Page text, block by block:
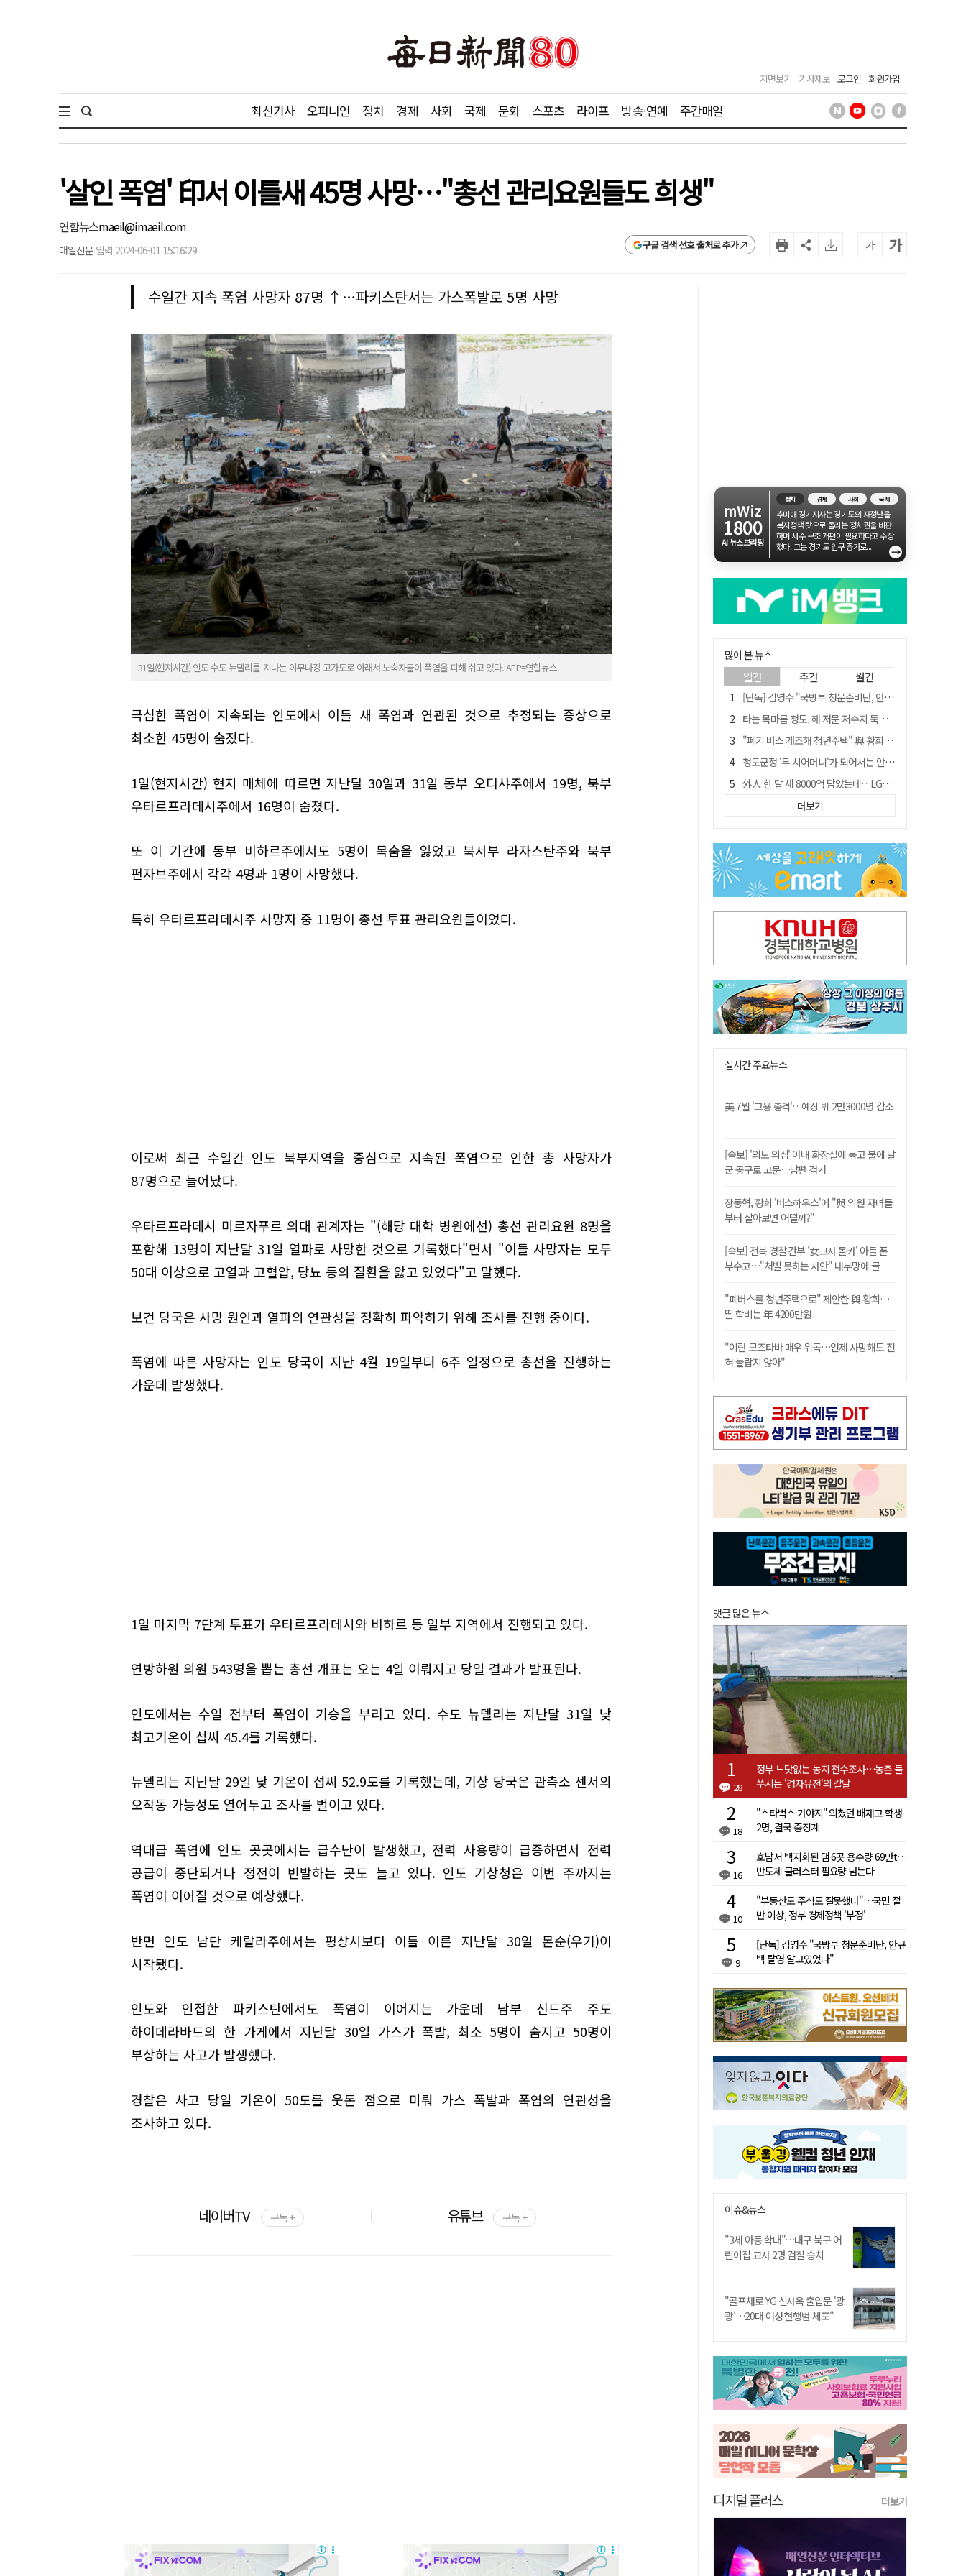
지면보기 기사제보 로그인 회원가입
최신기사 오피니언 정치 경제 사회 국제 문화 스포츠 라이프 방송·연예 주간매일
'살인 폭염' 印서 이틀새 45명 사망…"총선 관리요원들도 희생"
연합뉴스maeil@imaeil.com
매일신문 입력 2024-06-01 15:16:29 구글 검색 선호 출처로 추가 가 가
수일간 지속 폭염 사망자 87명 ↑…파키스탄서는 가스폭발로 5명 사망
31일(현지시간) 인도 수도 뉴델리를 지나는 야무나강 고가도로 아래서 노숙자들이 폭염을 피해 쉬고 있다. AFP=연합뉴스
극심한 폭염이 지속되는 인도에서 이틀 새 폭염과 연관된 것으로 추정되는 증상으로
최소한 45명이 숨졌다.
1일(현지시간) 현지 매체에 따르면 지난달 30일과 31일 동부 오디샤주에서 19명, 북부
우타르프라데시주에서 16명이 숨졌다.
또 이 기간에 동부 비하르주에서도 5명이 목숨을 잃었고 북서부 라자스탄주와 북부
펀자브주에서 각각 4명과 1명이 사망했다.
특히 우타르프라데시주 사망자 중 11명이 총선 투표 관리요원들이었다.
이로써 최근 수일간 인도 북부지역을 중심으로 지속된 폭염으로 인한 총 사망자가
87명으로 늘어났다.
우타르프라데시 미르자푸르 의대 관계자는 "(해당 대학 병원에선) 총선 관리요원 8명을
포함해 13명이 지난달 31일 열파로 사망한 것으로 기록했다"면서 "이들 사망자는 모두
50대 이상으로 고열과 고혈압, 당뇨 등의 질환을 앓고 있었다"고 말했다.
보건 당국은 사망 원인과 열파의 연관성을 정확히 파악하기 위해 조사를 진행 중이다.
폭염에 따른 사망자는 인도 당국이 지난 4월 19일부터 6주 일정으로 총선을 진행하는
가운데 발생했다.
1일 마지막 7단계 투표가 우타르프라데시와 비하르 등 일부 지역에서 진행되고 있다.
연방하원 의원 543명을 뽑는 총선 개표는 오는 4일 이뤄지고 당일 결과가 발표된다.
인도에서는 수일 전부터 폭염이 기승을 부리고 있다. 수도 뉴델리는 지난달 31일 낮
최고기온이 섭씨 45.4를 기록했다.
뉴델리는 지난달 29일 낮 기온이 섭씨 52.9도를 기록했는데, 기상 당국은 관측소 센서의
오작동 가능성도 열어두고 조사를 벌이고 있다.
역대급 폭염에 인도 곳곳에서는 급수난이 발생했고, 전력 사용량이 급증하면서 전력
공급이 중단되거나 정전이 빈발하는 곳도 늘고 있다. 인도 기상청은 이번 주까지는
폭염이 이어질 것으로 예상했다.
반면 인도 남단 케랄라주에서는 평상시보다 이틀 이른 지난달 30일 몬순(우기)이
시작됐다.
인도와 인접한 파키스탄에서도 폭염이 이어지는 가운데 남부 신드주 주도
하이데라바드의 한 가게에서 지난달 30일 가스가 폭발, 최소 5명이 숨지고 50명이
부상하는 사고가 발생했다.
경찰은 사고 당일 기온이 50도를 웃돈 점으로 미뤄 가스 폭발과 폭염의 연관성을
조사하고 있다.
네이버TV 구독 + 유튜브 구독 +
mWiz
1800
AI 뉴스브리핑
정치 경제 사회 국제
추미애 경기지사는 경기도의 재정난을
복지정책 탓으로 돌리는 정치권을 비판
하며 세수 구조 개편이 필요하다고 주장
했다. 그는 경기도 인구 증가로...
→
많이 본 뉴스
일간 주간 월간
[단독] 김영수 "국방부 청문준비단, 안규백 탈영 알고있었다"
타는 목마름 청도, 해 저문 저수지 둑에 군수가 서 있었다
"폐기 버스 개조해 청년주택" 與 황희…'딸 학비는 年 4200만원'
청도군정 '두 시어머니'가 되어서는 안된다
外人 한 달 새 8000억 담았는데…LG이노텍 목표주가는 왜 엇갈릴까
임시휴업 들어갔던 홈플러스 영주점, 7일 영업 재개…지하 1층만 운영
SK하이닉스, 주당 375원 분기 배당 공시…"3분기 중 주주환원 방안 확정"
이의준 전 경북도 새마을봉사과장, 제28대 울릉군 부군수 취임
"상법개정해도 주주가 '봉'"…하이닉스 솔리다임 상장설에 술렁[개미와글와글]
더보기
실시간 주요뉴스
美 7월 '고용 충격'…예상 밖 2만3000명 감소
[속보] '외도 의심' 아내 화장실에 묶고 불에 달
군 공구로 고문…남편 검거
장동혁, 황희 '버스하우스'에 "與 의원 자녀들
부터 살아보면 어떨까?"
[속보] 전북 경찰 간부 '女교사 몰카' 아들 폰
부수고…"처벌 못하는 사안" 내부망에 글
"폐버스를 청년주택으로" 제안한 與 황희…
딸 학비는 年 4200만원
"이란 모즈타바 매우 위독…언제 사망해도 전
혀 놀랍지 않아"
댓글 많은 뉴스
28
정부 느닷없는 농지 전수조사…농촌 들
쑤시는 '경자유전'의 칼날
18
"스타벅스 가야지" 외쳤던 배재고 학생
2명, 결국 중징계
16
호남서 백지화된 댐 6곳 용수량 69만t…
반도체 클러스터 필요량 넘는다
10
"부동산도 주식도 잘못했다"…국민 절
반 이상, 정부 경제정책 '부정'
9
[단독] 김영수 "국방부 청문준비단, 안규
백 탈영 알고있었다"
이슈&뉴스
"3세 아동 학대"…대구 북구 어
린이집 교사 2명 검찰 송치
"골프채로 YG 신사옥 출입문 '쾅
쾅'…20대 여성 현행범 체포"
디지털 플러스 더보기